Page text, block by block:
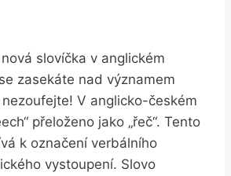
slovíčka v anglickém
zasekáte ​nad ⁢významem
nezoufejte! V anglicko-českém
přeloženo ⁢jako „řeč“. Tento
‌k ⁢označení verbálního
⁣vystoupení. Slovo